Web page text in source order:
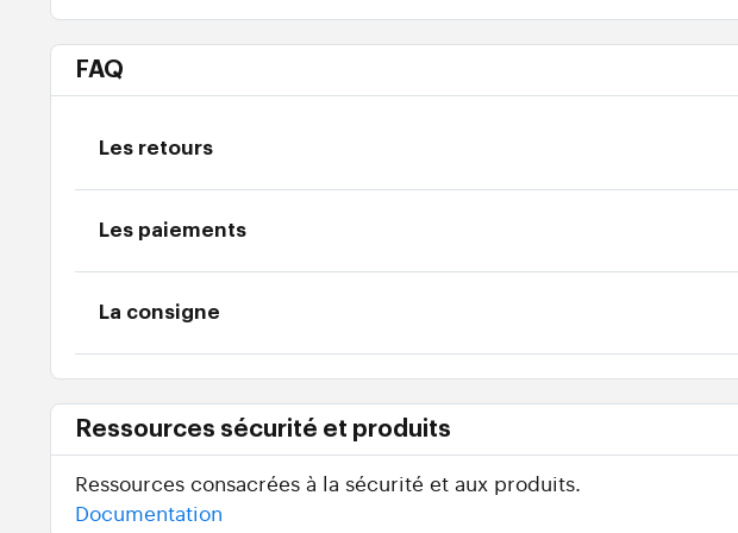
FAQ
Les retours
Les paiements
La consigne
Ressources sécurité et produits
Ressources consacrées à la sécurité et aux produits.
Documentation